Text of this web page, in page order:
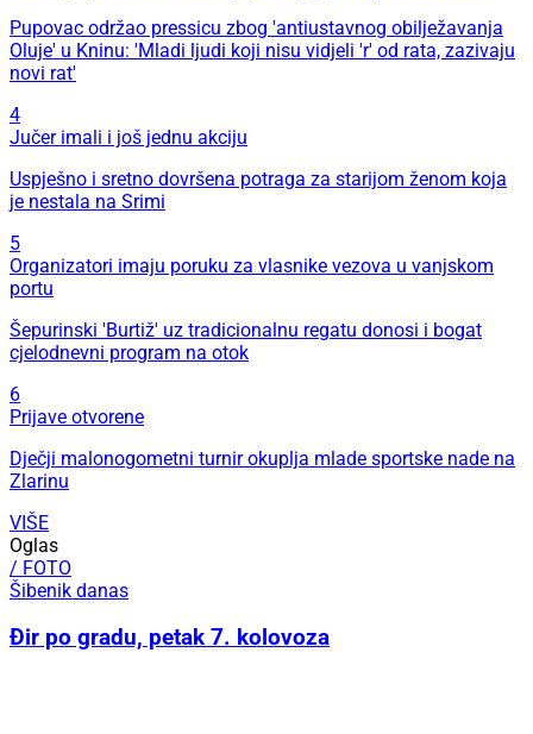
Pupovac održao pressicu zbog 'antiustavnog obilježavanja
Oluje' u Kninu: 'Mladi ljudi koji nisu vidjeli 'r' od rata, zazivaju
novi rat'
4
Jučer imali i još jednu akciju
Uspješno i sretno dovršena potraga za starijom ženom koja
je nestala na Srimi
5
Organizatori imaju poruku za vlasnike vezova u vanjskom
portu
Šepurinski 'Burtiž' uz tradicionalnu regatu donosi i bogat
cjelodnevni program na otok
6
Prijave otvorene
Dječji malonogometni turnir okuplja mlade sportske nade na
Zlarinu
VIŠE
Oglas
/ FOTO
Šibenik danas
Đir po gradu, petak 7. kolovoza